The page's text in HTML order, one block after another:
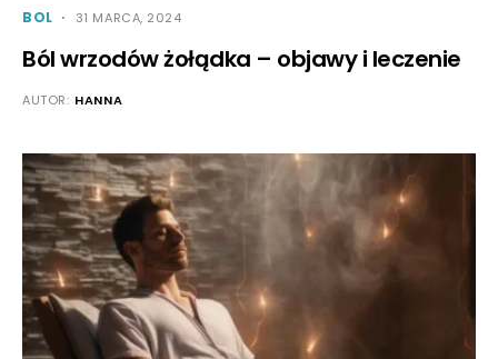
BOL 31 MARCA, 2024
Ból wrzodów żołądka – objawy i leczenie
AUTOR: HANNA